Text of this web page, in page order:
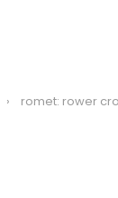
romet: rower crossowy romet